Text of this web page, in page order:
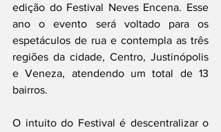
edição do Festival Neves Encena. Esse
ano o evento será voltado para os
espetáculos de rua e contempla as três
regiões da cidade, Centro, Justinópolis
e Veneza, atendendo um total de 13
bairros.
O intuito do Festival é descentralizar o